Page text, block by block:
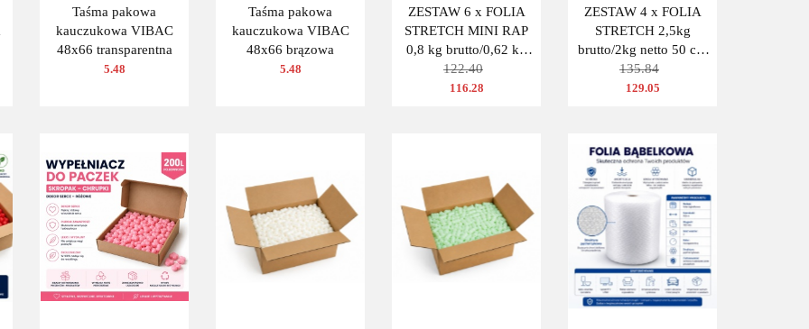
Taśma pakowa
kauczukowa VIBAC
48x66 transparentna
5.48
Taśma pakowa
kauczukowa VIBAC
48x66 brązowa
5.48
ZESTAW 6 x FOLIA
STRETCH MINI RAP
0,8 kg brutto/0,62 kg
netto 25 CM CZARNA
122.40
116.28
ZESTAW 4 x FOLIA
STRETCH 2,5kg
brutto/2kg netto 50 cm
TRANSPARENT
BEZBARWNA
135.84
129.05